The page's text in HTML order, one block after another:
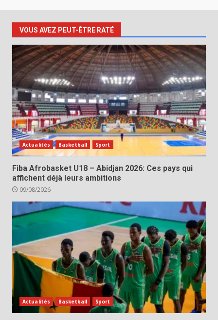
VOUS AVEZ PEUT-ÊTRE RATÉ
Actualités Basketball Sport
Fiba Afrobasket U18 – Abidjan 2026: Ces pays qui
affichent déjà leurs ambitions
09/08/2026
Actualités Basketball Sport